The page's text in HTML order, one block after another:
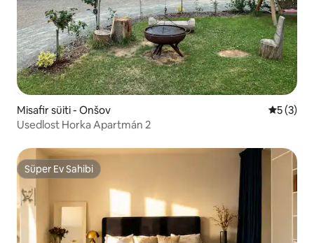
Misafir süiti - Onšov 55 (3)
Usedlost Horka Apartmán 2
Süper Ev Sahibi
Süper Ev Sahibi